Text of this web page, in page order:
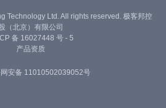
Technology Ltd. All rights reserved. 极客邦控
（北京）有限公司
备 16027448 号 - 5
产品资质
安备 11010502039052号